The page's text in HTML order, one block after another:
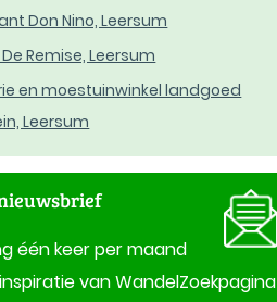
Don Nino, Leersum
Remise, Leersum
en moestuinwinkel landgoed
Leersum
één keer per maand
van WandelZoekpagina